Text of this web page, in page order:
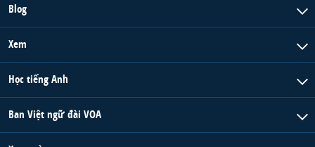
Blog
Xem
Học tiếng Anh
Ban Việt ngữ đài VOA